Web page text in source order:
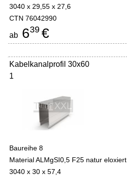
3040 x 29,55 x 27,6
CTN 76042990
ab 639 €
Kabelkanalprofil 30x60
1
Baureihe 8
Material ALMgSI0,5 F25 natur eloxiert
3040 x 30 x 57,4